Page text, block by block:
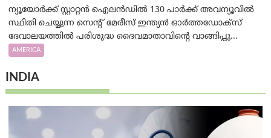
ന്യൂയോർക്ക് സ്റ്റാറ്റൻ ഐലൻഡിൽ 130 പാർക്ക് അവന്യൂവിൽ
സ്ഥിതി ചെയ്യുന്ന സെന്റ് മേരീസ് ഇന്ത്യൻ ഓർത്തഡോക്സ്
ദേവാലയത്തിൽ പരിശുദ്ധ ദൈവമാതാവിന്റെ വാങ്ങിപ്പു...
AMERICA
INDIA